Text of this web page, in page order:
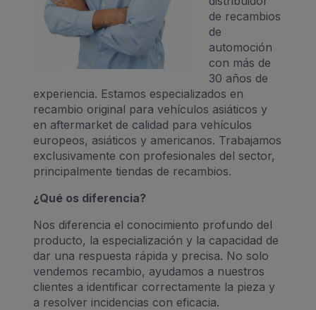
de recambios
de
automoción
con más de
30 años de
experiencia. Estamos especializados en
recambio original para vehículos asiáticos y
en aftermarket de calidad para vehículos
europeos, asiáticos y americanos. Trabajamos
exclusivamente con profesionales del sector,
principalmente tiendas de recambios.
¿Qué os diferencia?
Nos diferencia el conocimiento profundo del
producto, la especialización y la capacidad de
dar una respuesta rápida y precisa. No solo
vendemos recambio, ayudamos a nuestros
clientes a identificar correctamente la pieza y
a resolver incidencias con eficacia.